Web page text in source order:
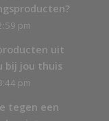
pm
uit
bij jou thuis
pm
tegen een